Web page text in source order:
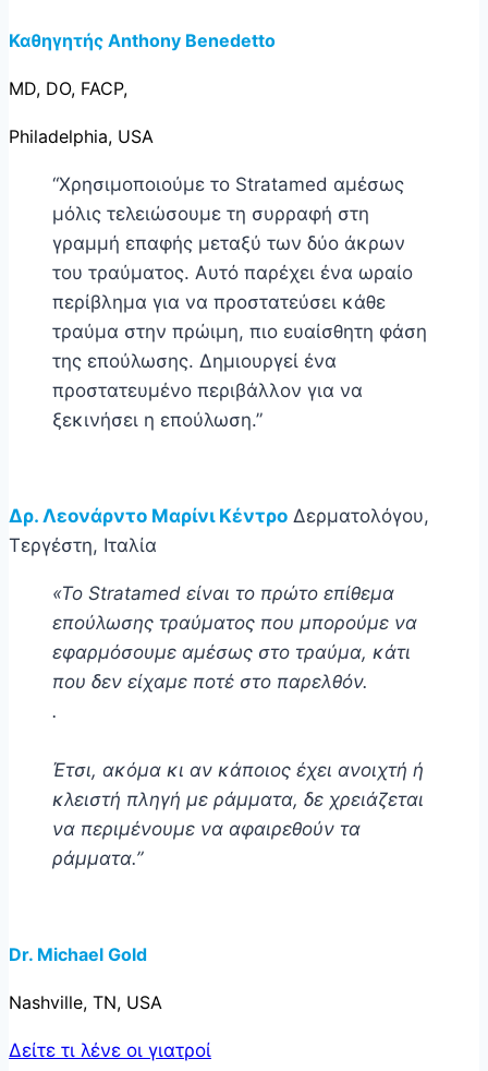
Καθηγητής Anthony Benedetto
MD, DO, FACP,
Philadelphia, USA
“Χρησιμοποιούμε το Stratamed αμέσως
μόλις τελειώσουμε τη συρραφή στη
γραμμή επαφής μεταξύ των δύο άκρων
του τραύματος. Αυτό παρέχει ένα ωραίο
περίβλημα για να προστατεύσει κάθε
τραύμα στην πρώιμη, πιο ευαίσθητη φάση
της επούλωσης. Δημιουργεί ένα
προστατευμένο περιβάλλον για να
ξεκινήσει η επούλωση.”
Δρ. Λεονάρντο Μαρίνι Κέντρο Δερματολόγου,
Τεργέστη, Ιταλία
«Το Stratamed είναι το πρώτο επίθεμα
επούλωσης τραύματος που μπορούμε να
εφαρμόσουμε αμέσως στο τραύμα, κάτι
που δεν είχαμε ποτέ στο παρελθόν.
.
Έτσι, ακόμα κι αν κάποιος έχει ανοιχτή ή
κλειστή πληγή με ράμματα, δε χρειάζεται
να περιμένουμε να αφαιρεθούν τα
ράμματα.”
Dr. Michael Gold
Nashville, TN, USA
Δείτε τι λένε οι γιατροί